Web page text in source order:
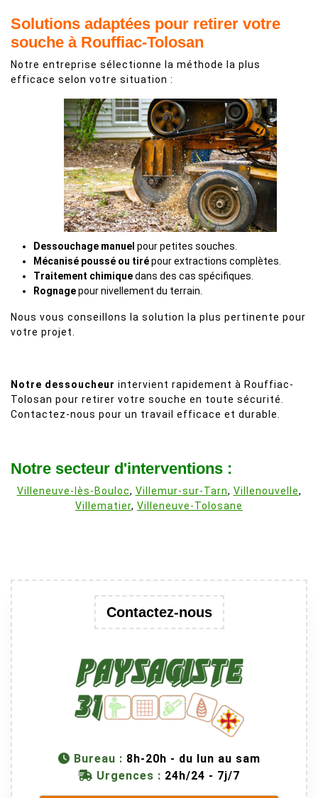
Solutions adaptées pour retirer votre
souche à Rouffiac-Tolosan
Notre entreprise sélectionne la méthode la plus
efficace selon votre situation :
Dessouchage manuel pour petites souches.
Mécanisé poussé ou tirépour extractions complètes.
Traitement chimiquedans des cas spécifiques.
Rognagepour nivellement du terrain.
Nous vous conseillons la solution la plus pertinente pour
votre projet.
Notre dessoucheur intervient rapidement à Rouffiac-
Tolosan pour retirer votre souche en toute sécurité.
Contactez-nous pour un travail efficace et durable.
Notre secteur d'interventions :
Villeneuve-lès-Bouloc, Villemur-sur-Tarn, Villenouvelle,
Villematier, Villeneuve-Tolosane
Contactez-nous
Bureau : 8h-20h - du lun au sam
Urgences : 24h/24 - 7j/7